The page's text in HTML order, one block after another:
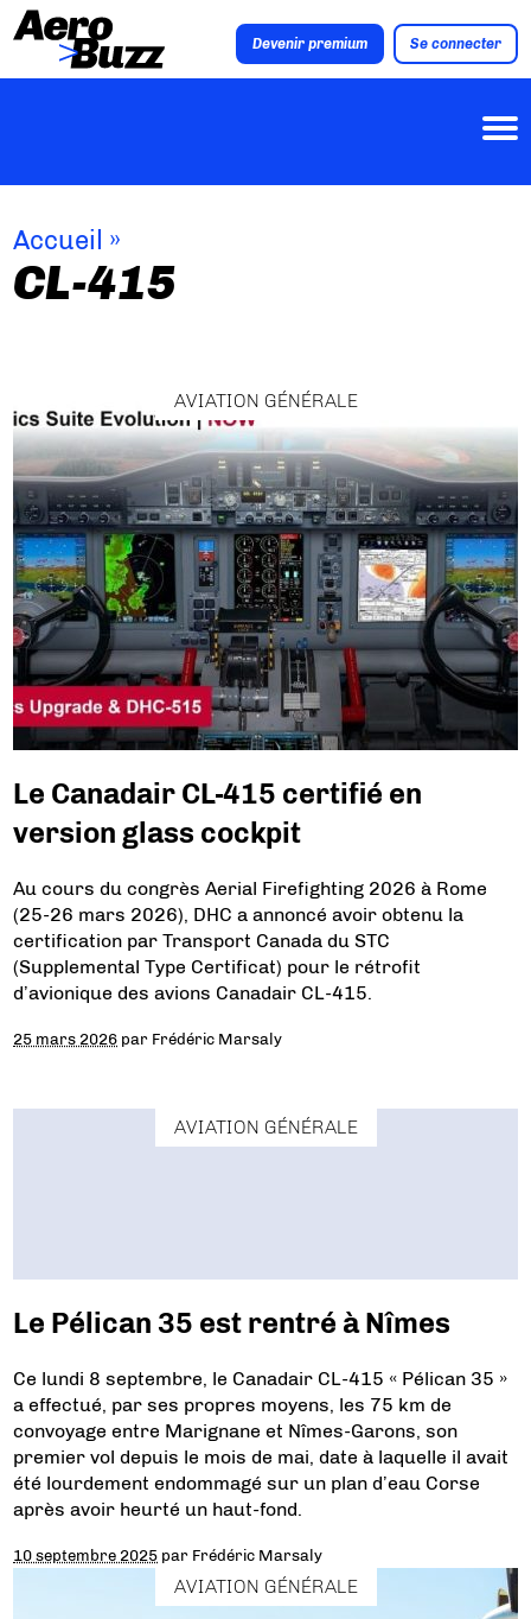
Devenir premium Se connecter
Accueil »
CL-415
AVIATION GÉNÉRALE
Le Canadair CL-415 certifié en
version glass cockpit
Au cours du congrès Aerial Firefighting 2026 à Rome
(25-26 mars 2026), DHC a annoncé avoir obtenu la
certification par Transport Canada du STC
(Supplemental Type Certificat) pour le rétrofit
d’avionique des avions Canadair CL-415.
25 mars 2026 par Frédéric Marsaly
AVIATION GÉNÉRALE
Le Pélican 35 est rentré à Nîmes
Ce lundi 8 septembre, le Canadair CL-415 « Pélican 35 »
a effectué, par ses propres moyens, les 75 km de
convoyage entre Marignane et Nîmes-Garons, son
premier vol depuis le mois de mai, date à laquelle il avait
été lourdement endommagé sur un plan d’eau Corse
après avoir heurté un haut-fond.
10 septembre 2025 par Frédéric Marsaly
AVIATION GÉNÉRALE